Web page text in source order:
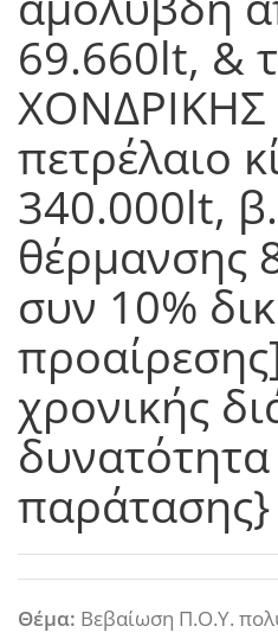
69.660lt, &
ΧΟΝΔΡΙΚΗΣ
πετρέλαιο
340.000lt,
θέρμανσης
συν 10%
χρονικής
παράτασης}
Θέμα: Βεβαίωση Π.Ο.Υ.